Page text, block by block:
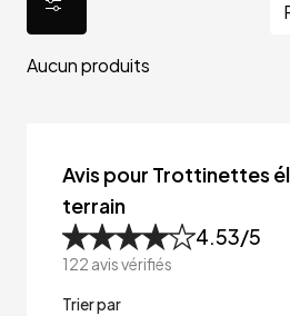
Aucun produits
Avis pour Trottinettes
terrain
4.53/5
122 avis vérifiés
Trier par